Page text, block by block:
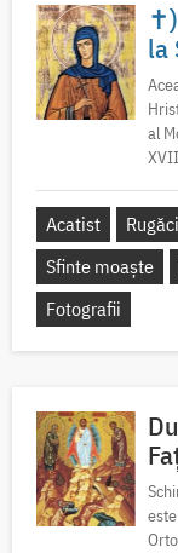
la
al
Acatist
Sfinte moaște
Fotografii